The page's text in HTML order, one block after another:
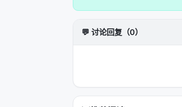
💬 讨论回复（0）